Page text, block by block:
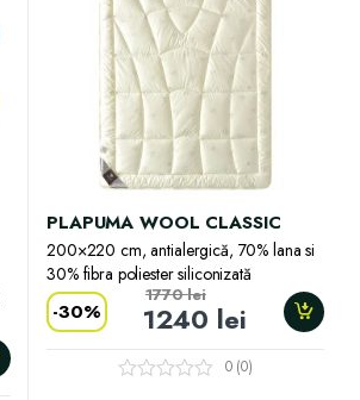
PLAPUMA WOOL CLASSIC
200×220 cm, antialergică, 70% lana si
30% fibra poliester siliconizată
-30% 1240 lei
1770lei
0 (0)